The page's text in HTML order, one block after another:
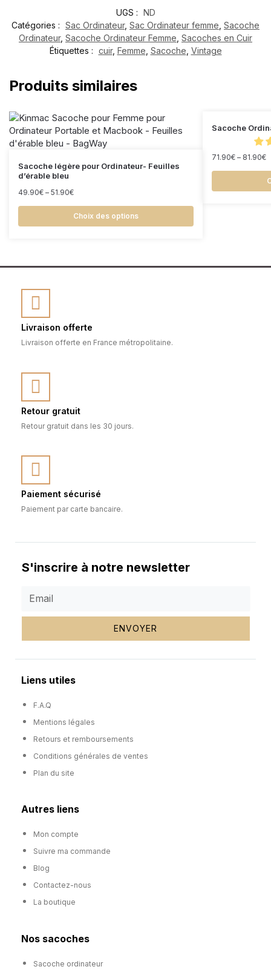
UGS : ND
Catégories : Sac Ordinateur, Sac Ordinateur femme Sacoche
Ordinateur, Sacoche Ordinateur Femme Sacoches en Cuir
Étiquettes : cuir, Femme Sacoche Vintage
Produits similaires
Sacoche légère pour Ordinateur- Feuilles
d’érable bleu
49.90€ – 51.90€
Choix des options
Sacoche
71.90€ – 81.90€
Livraison offerte
Livraison offerte en France métropolitaine.
Retour gratuit
Retour gratuit dans les 30 jours.
Paiement sécurisé
Paiement par carte bancaire.
S'inscrire à notre newsletter
ENVOYER
Liens utiles
F.A.Q
Mentions légales
Retours et remboursements
Conditions générales de ventes
Plan du site
Autres liens
Mon compte
Suivre ma commande
Blog
Contactez-nous
La boutique
Nos sacoches
Sacoche ordinateur